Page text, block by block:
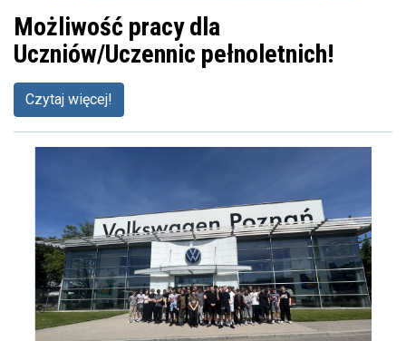
Możliwość pracy dla
Uczniów/Uczennic pełnoletnich!
Czytaj więcej!